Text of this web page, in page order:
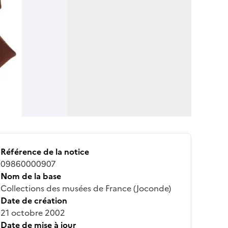
Référence de la notice
09860000907
Nom de la base
Collections des musées de France (Joconde)
Date de création
21 octobre 2002
Date de mise à jour